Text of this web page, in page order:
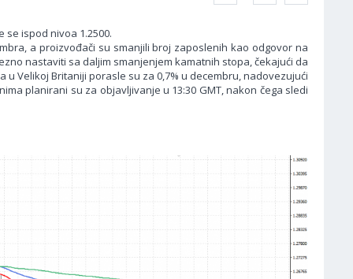
ispod nivoa 1.2500.
a proizvođači su smanjili broj zaposlenih kao odgovor na
nastaviti sa daljim smanjenjem kamatnih stopa, čekajući da
Velikoj Britaniji porasle su za 0,7% u decembru, nadovezujući
planirani su za objavljivanje u 13:30 GMT, nakon čega sledi